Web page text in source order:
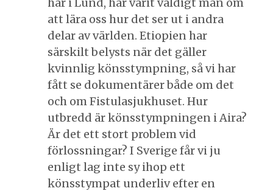
att lära oss hur det ser ut i andra
delar av världen. Etiopien har
särskilt belysts när det gäller
kvinnlig könsstympning, så vi har
fått se dokumentärer både om det
och om Fistulasjukhuset. Hur
utbredd är könsstympningen i Aira?
Är det ett stort problem vid
förlossningar? I Sverige får vi ju
enligt lag inte sy ihop ett
könsstympat underliv efter en